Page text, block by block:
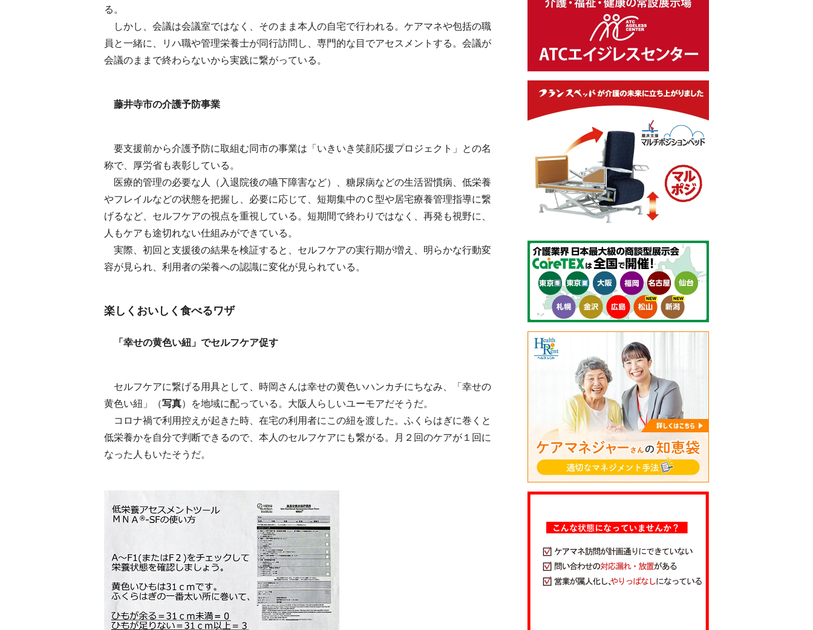
る。
しかし、会議は会議室ではなく、そのまま本人の自宅で行われる。ケアマネや包括の職
員と一緒に、リハ職や管理栄養士が同行訪問し、専門的な目でアセスメントする。会議が
会議のままで終わらないから実践に繋がっている。
藤井寺市の介護予防事業
要支援前から介護予防に取組む同市の事業は「いきいき笑顔応援プロジェクト」との名
称で、厚労省も表彰している。
医療的管理の必要な人（入退院後の嚥下障害など）、糖尿病などの生活習慣病、低栄養
やフレイルなどの状態を把握し、必要に応じて、短期集中のＣ型や居宅療養管理指導に繋
げるなど、セルフケアの視点を重視している。短期間で終わりではなく、再発も視野に、
人もケアも途切れない仕組みができている。
実際、初回と支援後の結果を検証すると、セルフケアの実行期が増え、明らかな行動変
容が見られ、利用者の栄養への認識に変化が見られている。
楽しくおいしく食べるワザ
「幸せの黄色い紐」でセルフケア促す
セルフケアに繋げる用具として、時岡さんは幸せの黄色いハンカチにちなみ、「幸せの
黄色い紐」（写真）を地域に配っている。大阪人らしいユーモアだそうだ。
コロナ禍で利用控えが起きた時、在宅の利用者にこの紐を渡した。ふくらはぎに巻くと
低栄養かを自分で判断できるので、本人のセルフケアにも繋がる。月２回のケアが１回に
なった人もいたそうだ。